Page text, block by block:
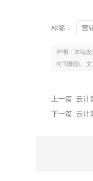
标签： 营
声明：本站
时间删除。
上一篇 云计
下一篇 云计